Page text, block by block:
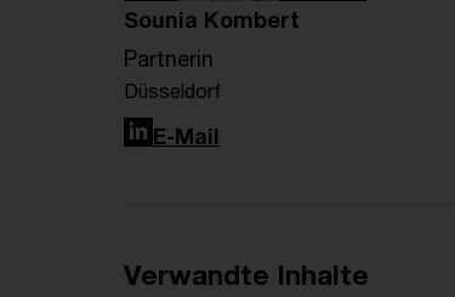
Sounia Kombert
Partnerin
Düsseldorf
LinkedIn
E-Mail
Verwandte Inhalte